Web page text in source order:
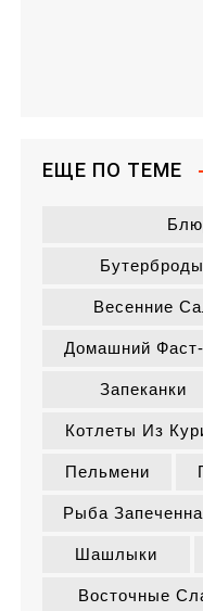
ЕЩЕ ПО ТЕМЕ
Весенние
Домашний
Запеканки
Котлеты Из
Пельмени
Рыба
Шашлыки
Восточные